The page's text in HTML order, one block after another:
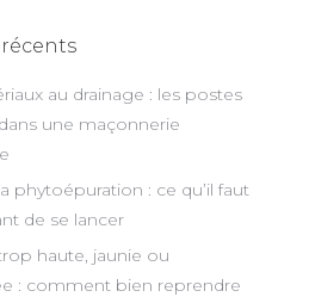
au drainage : les postes
une maçonnerie
phytoépuration : ce qu’il faut
de se lancer
haute, jaunie ou
: comment bien reprendre